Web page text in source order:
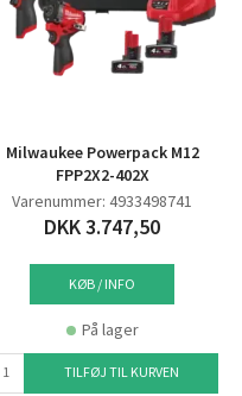
Milwaukee Powerpack M12
FPP2X2-402X
Varenummer: 4933498741
DKK 3.747,50
KØB / INFO
På lager
TILFØJ TIL KURVEN